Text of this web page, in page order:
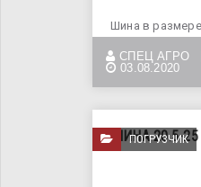
Шина в
погрузчика.
СПЕЦ АГРО
03.08.2020
ПОГРУЗЧИК
ШИНА 20.5-25